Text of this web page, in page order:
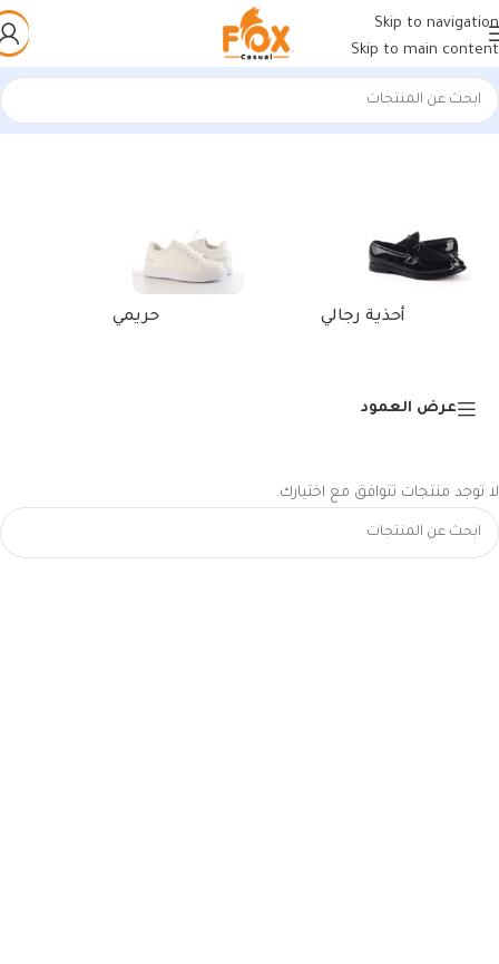
Skip to navigation
Skip to main content
الرئيسية/منتجات تحت الوسم “أحذية رجالية مستوردة”
أحذية رجالي حريمي
عرض العمود
لا توجد منتجات تتوافق مع اختيارك.